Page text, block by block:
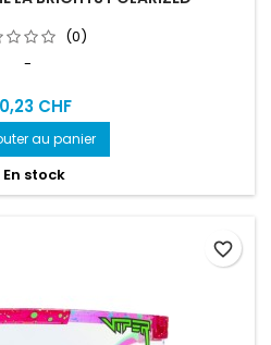
(0)
-
CHF
au panier
En stock
favorite_border